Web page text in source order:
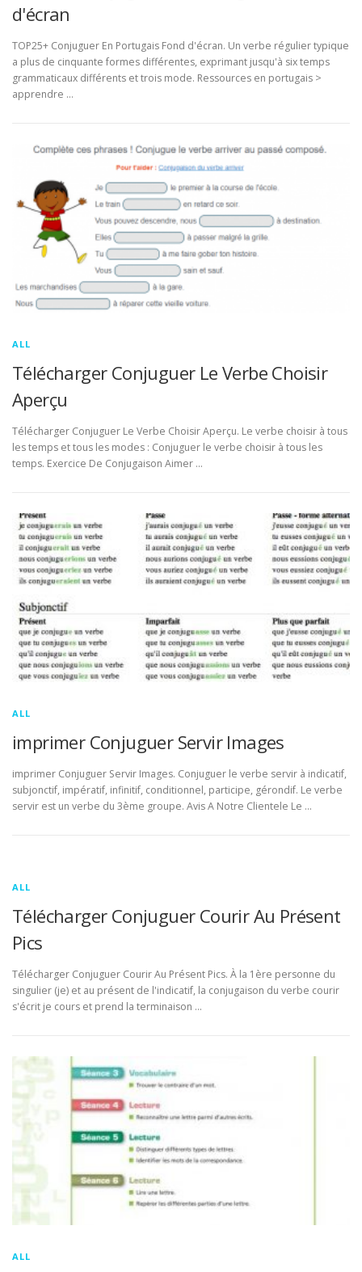
d'écran
TOP25+ Conjuguer En Portugais Fond d'écran. Un verbe régulier typique
a plus de cinquante formes différentes, exprimant jusqu'à six temps
grammaticaux différents et trois mode. Ressources en portugais >
apprendre …
ALL
Télécharger Conjuguer Le Verbe Choisir
Aperçu
Télécharger Conjuguer Le Verbe Choisir Aperçu. Le verbe choisir à tous
les temps et tous les modes : Conjuguer le verbe choisir à tous les
temps. Exercice De Conjugaison Aimer …
ALL
imprimer Conjuguer Servir Images
imprimer Conjuguer Servir Images. Conjuguer le verbe servir à indicatif,
subjonctif, impératif, infinitif, conditionnel, participe, gérondif. Le verbe
servir est un verbe du 3ème groupe. Avis A Notre Clientele Le …
ALL
Télécharger Conjuguer Courir Au Présent
Pics
Télécharger Conjuguer Courir Au Présent Pics. À la 1ère personne du
singulier (je) et au présent de l'indicatif, la conjugaison du verbe courir
s'écrit je cours et prend la terminaison …
ALL